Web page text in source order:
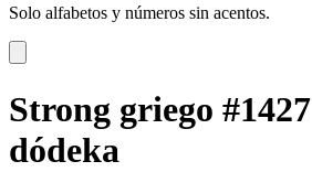
Solo alfabetos y números sin acentos.
Strong griego #1427
dódeka